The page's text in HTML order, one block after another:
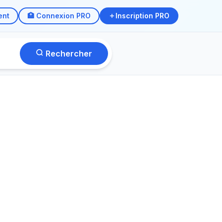
🏥 Connexion PRO Inscription PRO
Rechercher